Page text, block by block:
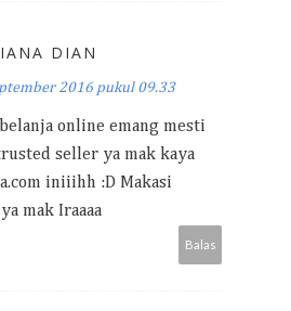
DIAN
2016 pukul 09.33
online emang mesti
seller ya mak kaya
iniiihh :D Makasi
mak Iraaaa
Balas